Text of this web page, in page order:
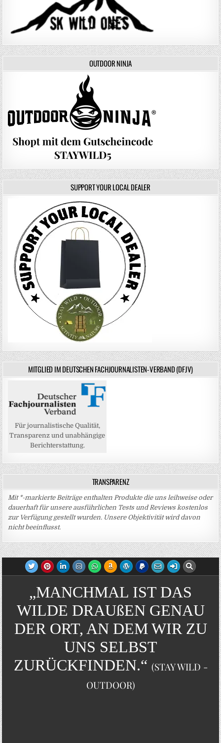
OUTDOOR NINJA
SUPPORT YOUR LOCAL DEALER
MITGLIED IM DEUTSCHEN FACHJOURNALISTEN-VERBAND (DFJV)
Für journalistische Qualität,
Transparenz und unabhängige
Berichterstattung.
TRANSPARENZ
Mit *-markierte Beiträge enthalten Produkte die uns leihweise oder
dauerhaft für unsere ausführlichen Tests und Reviews kostenlos
zur Verfügung gestellt wurden. Unsere Objektivität wird davon
nicht beeinflusst.
„MANCHMAL IST DAS
WILDE DRAUßEN GENAU
DER ORT, AN DEM WIR ZU
UNS SELBST
ZURÜCKFINDEN.“ (STAY WILD -
OUTDOOR)